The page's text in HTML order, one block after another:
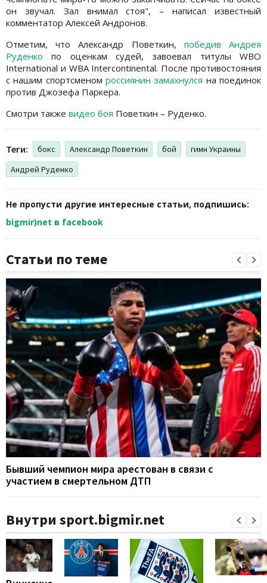
он звучал. Зал внимал стоя", – написал известный
комментатор Алексей Андронов.
Отметим, что Александр Поветкин, победив Андрея
Руденко по оценкам судей, завоевал титулы WBO
International и WBA Interсontinental. После противостояния
с нашим спортсменом россиянин замахнулся на поединок
против Джозефа Паркера.
Смотри также видео боя Поветкин – Руденко.
Теги: бокс Александр Поветкин бой
гимн Украины
Андрей Руденко
Не пропусти другие интересные статьи, подпишись:
bigmir)net в facebook
Статьи по теме
Бывший чемпион мира арестован в связи с
участием в смертельном ДТП
Внутри sport.bigmir.net